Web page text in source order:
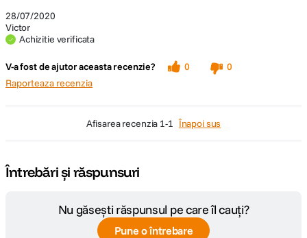
28/07/2020
Victor
Achizitie verificata
V-a fost de ajutor aceasta recenzie? 0
0
Raporteaza recenzia
afisarea recenzia 1-1 Înapoi sus
Întrebări și răspunsuri
Nu găsești răspunsul pe care îl cauți?
Pune o întrebare